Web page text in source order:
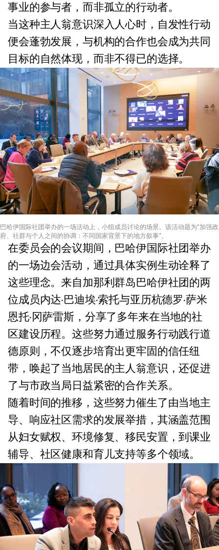
事业的参与者，而非孤立的行动者。
当这种主人翁意识深入人心时，自发性行动
便会蓬勃发展，与机构的合作也会成为共同
目标的自然体现，而非不得已的选择。
巴哈伊国际社团举办的一场活动上，小组成员讨论的场景。该活动题为“加强政
府、社群与个人之间的协调：不同国家背景下的地方叙事”。
在委员会的会议期间，巴哈伊国际社团举办
的一场边会活动，通过具体实例生动诠释了
这些理念。来自加那利群岛巴哈伊社团的两
位成员内达·巴迪埃·索托与亚历杭德罗·萨米
恩托·冈萨雷斯，分享了多年来在当地的社
区建设历程。这些努力通过服务行动践行道
德原则，不仅逐步培育出更牢固的信任纽
带，唤起了当地居民的主人翁意识，还促进
了与市政当局日益紧密的合作关系。
随着时间的推移，这些努力催生了由当地主
导、响应社区需求的发展举措，其涵盖范围
从妇女赋权、环境修复、移民安置，到课业
辅导、社区健康和育儿支持等多个领域。